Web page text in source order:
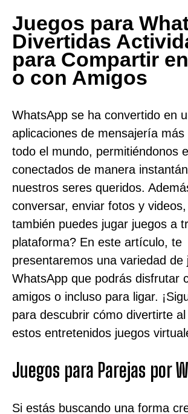
Juegos para
Divertidas
para Compartir
o con Amigos
WhatsApp se ha convertido en
aplicaciones de mensajería más
todo el mundo, permitiéndonos
conectados de manera
nuestros seres queridos.
conversar, enviar fotos y
también puedes jugar juegos a
plataforma? En este artículo, te
presentaremos una variedad de
WhatsApp que podrás disfrutar
amigos o incluso para ligar.
para descubrir cómo divertirte
estos entretenidos juegos
Juegos para Parejas por
Si estás buscando una forma